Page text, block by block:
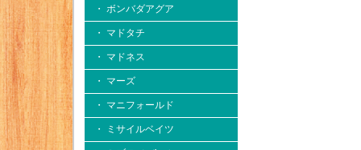
・ ボンバダアグア
・ マドタチ
・ マドネス
・ マーズ
・ マニフォールド
・ ミサイルベイツ